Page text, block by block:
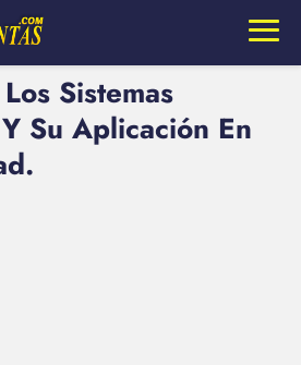
Sistemas
Su Aplicación En